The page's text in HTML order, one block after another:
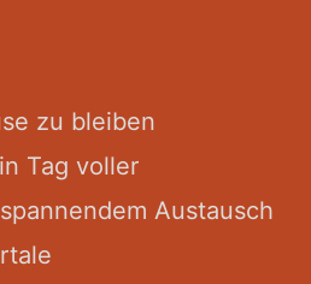
zu bleiben
Tag voller
Austausch